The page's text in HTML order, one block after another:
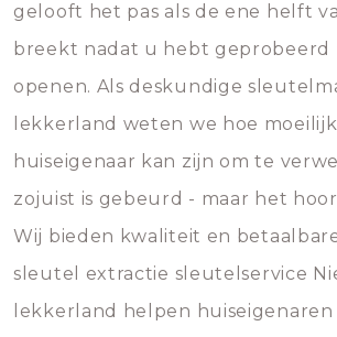
gelooft het pas als de ene helft
breekt nadat u hebt geprobeerd
openen. Als deskundige
lekkerland weten we hoe
huiseigenaar kan zijn om te
zojuist is gebeurd - maar het
Wij bieden kwaliteit en
sleutel extractie sleutelservice
lekkerland helpen